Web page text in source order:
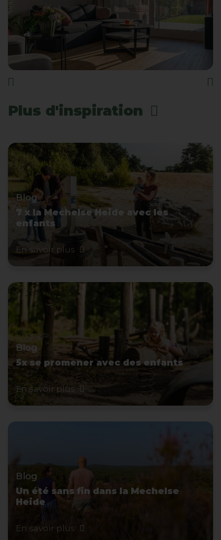
Plus d'inspiration
Blog
7 x la Mechelse Heide avec les
enfants
En savoir plus
Blog
5x se promener avec des enfants
En savoir plus
Blog
Un été sans fin dans la Mechelse
Heide
En savoir plus